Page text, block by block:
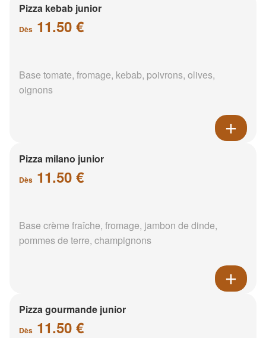
Pizza kebab junior
Dès 11.50 €
Base tomate, fromage, kebab, poivrons, olives,
oignons
Pizza milano junior
Dès 11.50 €
Base crème fraîche, fromage, jambon de dinde,
pommes de terre, champignons
Pizza gourmande junior
Dès 11.50 €